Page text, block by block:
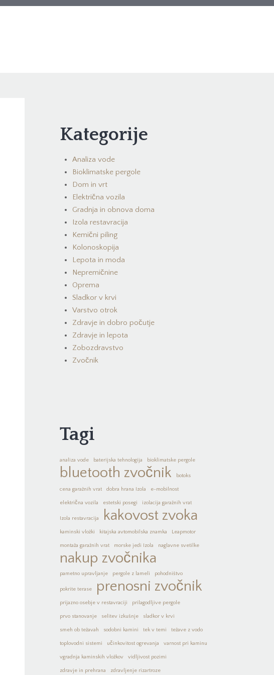
Kategorije
Analiza vode
Bioklimatske pergole
Dom in vrt
Električna vozila
Gradnja in obnova doma
Izola restavracija
Kemični piling
Kolonoskopija
Lepota in moda
Nepremičnine
Oprema
Sladkor v krvi
Varstvo otrok
Zdravje in dobro počutje
Zdravje in lepota
Zobozdravstvo
Zvočnik
Tagi
analiza vode baterijska tehnologija bioklimatske pergole
bluetooth zvočnik botoks
cena garažnih vrat dobra hrana Izola e-mobilnost
električna vozila estetski posegi izolacija garažnih vrat
Izola restavracija kakovost zvoka
kaminski vložki kitajska avtomobilska znamka Leapmotor
montaža garažnih vrat morske jedi Izola naglavne svetilke
nakup zvočnika
pametno upravljanje pergole z lameli pohodništvo
pokrite terase prenosni zvočnik
prijazno osebje v restavraciji prilagodljive pergole
prvo stanovanje selitev izkušnje sladkor v krvi
smeh ob težavah sodobni kamini tek v temi težave z vodo
toplovodni sistemi učinkovitost ogrevanja varnost pri kaminu
vgradnja kaminskih vložkov vidljivost pozimi
zdravje in prehrana zdravljenje rizartroze